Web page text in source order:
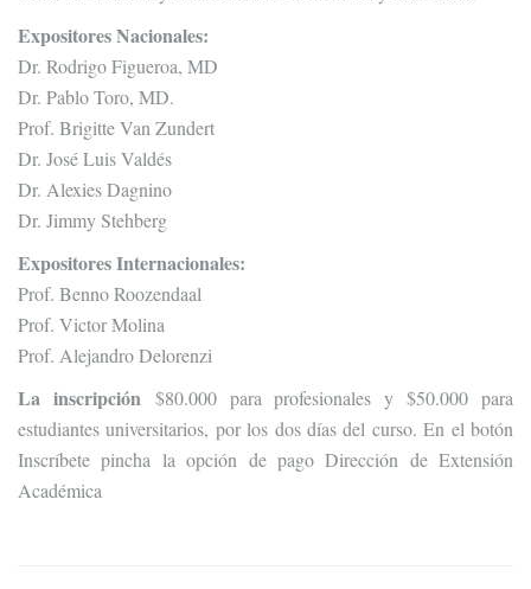
Expositores Nacionales:
Dr. Rodrigo Figueroa, MD
Dr. Pablo Toro, MD.
Prof. Brigitte Van Zundert
Dr. José Luis Valdés
Dr. Alexies Dagnino
Dr. Jimmy Stehberg
Expositores Internacionales:
Prof. Benno Roozendaal
Prof. Victor Molina
Prof. Alejandro Delorenzi
La inscripción $80.000 para profesionales y $50.000 para
estudiantes universitarios, por los dos días del curso. En el botón
Inscríbete pincha la opción de pago Dirección de Extensión
Académica